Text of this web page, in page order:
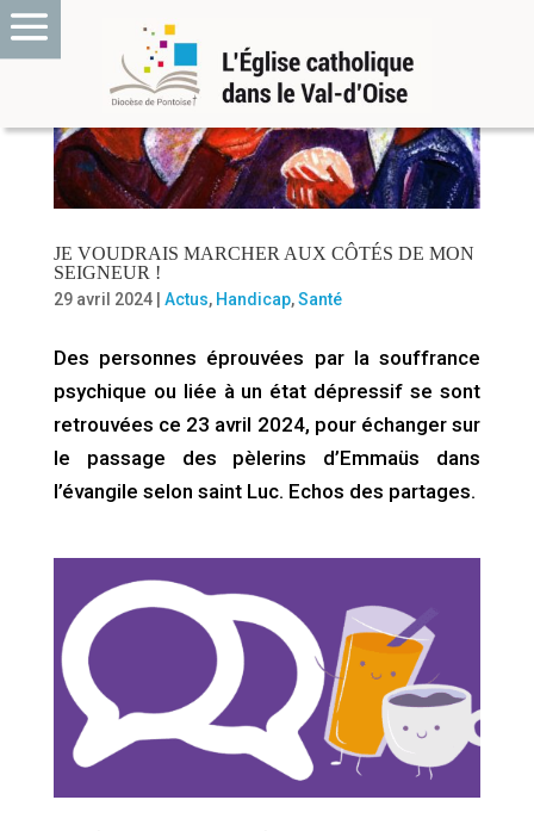
JE VOUDRAIS MARCHER AUX CÔTÉS DE MON
SEIGNEUR !
29 avril 2024| Actus, Handicap,Santé
Des personnes éprouvées par la souffrance
psychique ou liée à un état dépressif se sont
retrouvées ce 23 avril 2024, pour échanger sur
le passage des pèlerins d’Emmaüs dans
l’évangile selon saint Luc. Echos des partages.